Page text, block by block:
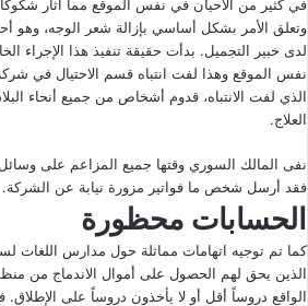
في كثير من الأحيان في نفس الموقع مما أثار
وتعلق الأمر بشكل أساسي بإزالة شعر الوجه، وهو
لدى خبير التجميل. بدأت حقيقة تنفيذ هذا الإجراء
الذي لفت الانتباه، قدوم أشخاص من جميع أنحاء
العلاج.
نفى المالك السوري وقتها جميع المزاعم على وسائل
فقد أرسل شخص ما فواتير مزورة نيابة عن الشركة.
الحسابات محظورة
كما تم توجيه اتهامات مماثلة حول مدارس اللغات
الذين يحق لهم الحصول على أموال الاندماج من
الواقع دروساً أقل أو لا يأخذون دروساً على